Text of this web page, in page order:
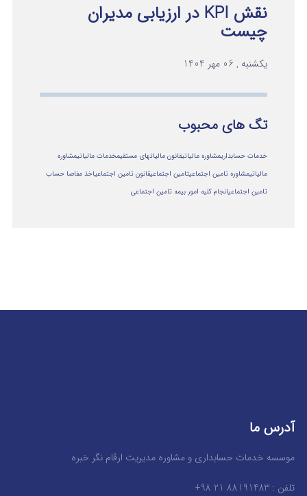
نقش KPI در ارزیابی مدیران
چیست
یکشنبه , 06 مهر 1404
تگ های محبوب
خدمات حسابداریمشاوره مالیاتیقانون مالیاتهای مستقیمخدمات مالیاتیمشاوره
مالياتيمشاوره تامین اجتماعیتامین اجتماعیقانون تامین اجتماعیاخذ مفاصا حساب
تامین اجتماعیانجام کلیه امور بیمه تامین اجتماعی
آدرس ما
موسسه خدمات حسابداری و مشاوره مدیریت ارقام نگر خبره
تلفن : 88191483 21 98+